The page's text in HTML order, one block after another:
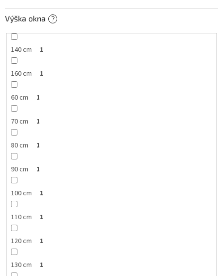
Výška okna ?
140 cm 1
160 cm 1
60 cm 1
70 cm 1
80 cm 1
90 cm 1
100 cm 1
110 cm 1
120 cm 1
130 cm 1